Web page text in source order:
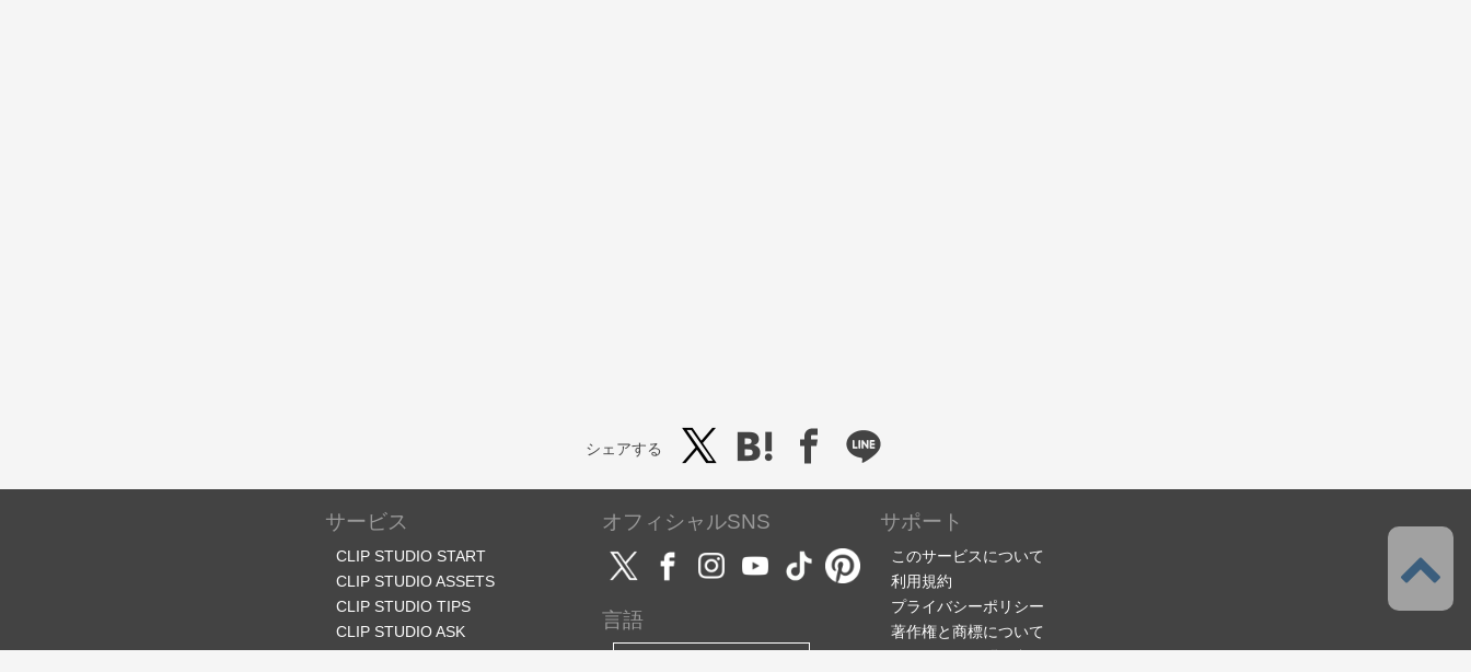
シェアする
サービス
CLIP STUDIO START
CLIP STUDIO ASSETS
CLIP STUDIO TIPS
CLIP STUDIO ASK
オフィシャルSNS
言語
サポート
このサービスについて
利用規約
プライバシーポリシー
著作権と商標について